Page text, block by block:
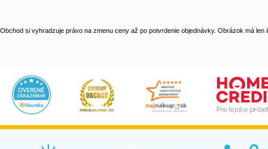
Obchod si vyhradzuje právo na zmenu ceny až po potvrdenie objednávky. Obrázok má len